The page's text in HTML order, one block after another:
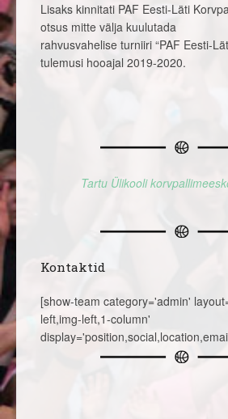
Lisaks kinnitati PAF Eesti-Läti
otsus mitte välja kuulutada
rahvusvahelise turniiri “PAF Eesti-
tulemusi hooajal 2019-2020.
Tartu Ülikooli
Kontaktid
[show-team category='admin'
left,img-left,1-column'